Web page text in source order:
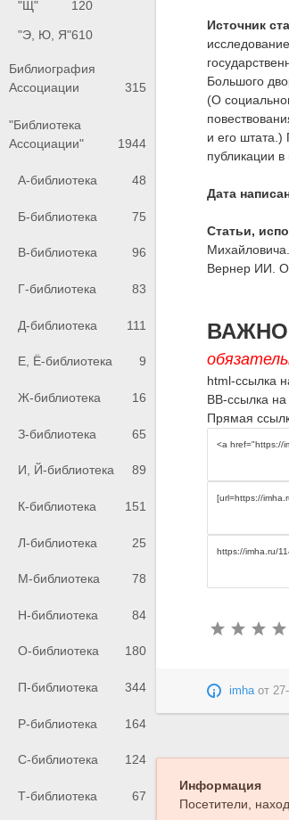
"Щ" 120
"Э, Ю, Я"610
Библиография
Ассоциации
315
"Библиотека
Ассоциации"
1944
А-библиотека 48
Б-библиотека 75
В-библиотека 96
Г-библиотека 83
Д-библиотека 111
Е, Ё-библиотека 9
Ж-библиотека 16
З-библиотека 65
И, Й-библиотека 89
К-библиотека 151
Л-библиотека 25
М-библиотека 78
Н-библиотека 84
О-библиотека 180
П-библиотека 344
Р-библиотека 164
С-библиотека 124
Т-библиотека 67
Источник
Большого
(О
и его
публикации
Дата
Статьи,
Вернер ИИ. О
html-ссылка
BB-ссылка
Прямая
imhaот
Информация
Посетители,